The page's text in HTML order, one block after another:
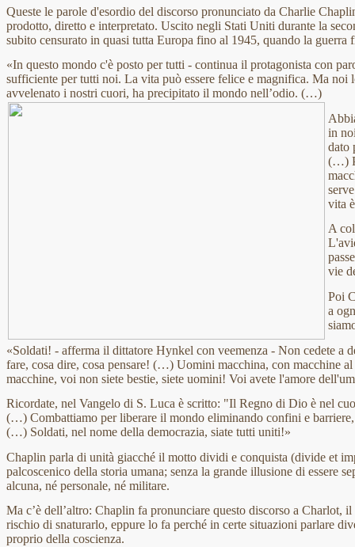
Queste le parole d'esordio del discorso pronunciato da Charlie
prodotto, diretto e interpretato. Uscito negli Stati Uniti durante la
subito censurato in quasi tutta Europa fino al 1945, quando la guerra
«In questo mondo c'è posto per tutti - continua il protagonista con
sufficiente per tutti noi. La vita può essere felice e magnifica. Ma noi
avvelenato i nostri cuori, ha precipitato il mondo nell’odio. (…)
in
dato
(…)
vita
A
vie
Poi
a
«Soldati! - afferma il dittatore Hynkel con veemenza - Non cedete
fare, cosa dire, cosa pensare! (…) Uomini macchina, con macchine
macchine, voi non siete bestie, siete uomini! Voi avete l'amore
Ricordate, nel Vangelo di S. Luca è scritto: "Il Regno di Dio è nel
(…) Combattiamo per liberare il mondo eliminando confini e
(…) Soldati, nel nome della democrazia, siate tutti uniti!»
Chaplin parla di unità giacché il motto dividi e conquista (divide et
palcoscenico della storia umana; senza la grande illusione di essere
alcuna, né personale, né militare.
Ma c’è dell’altro: Chaplin fa pronunciare questo discorso a Charlot,
rischio di snaturarlo, eppure lo fa perché in certe situazioni parlare
proprio della coscienza.